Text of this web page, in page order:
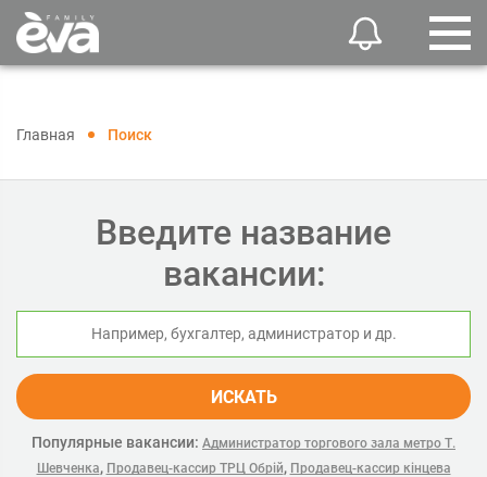
Главная Поиск
Введите название
вакансии:
ИСКАТЬ
Популярные вакансии: Администратор торгового зала метро Т.
Шевченка, Продавец-кассир ТРЦ Обрій, Продавец-кассир кінцева